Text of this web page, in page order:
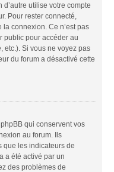
utilise votre compte
Pour rester connecté,
la connexion. Ce n’est pas
public pour accéder au
etc.). Si vous ne voyez pas
du forum a désactivé cette
qui conservent vos
au forum. Ils
que les indicateurs de
a été activé par un
des problèmes de